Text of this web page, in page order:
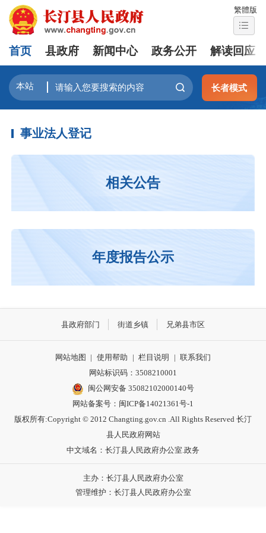
繁體版
首页 县政府 新闻中心 政务公开 解读回应
长者模式
事业法人登记
相关公告
年度报告公示
县政府部门 街道乡镇 兄弟县市区
网站地图 | 使用帮助 | 栏目说明 | 联系我们
网站标识码：3508210001
闽公网安备 35082102000140号
网站备案号： 闽ICP备14021361号-1
版权所有:Copyright © 2012 Changting.gov.cn .All Rights Reserved 长汀
县人民政府网站
中文域名：长汀县人民政府办公室.政务
主办：长汀县人民政府办公室
管理维护：长汀县人民政府办公室